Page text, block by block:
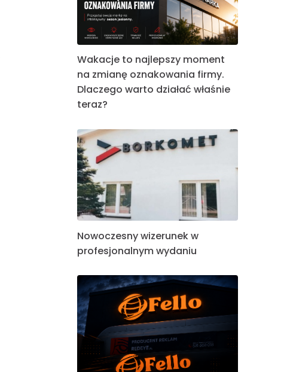
Wakacje to najlepszy moment
na zmianę oznakowania firmy.
Dlaczego warto działać właśnie
teraz?
Nowoczesny wizerunek w
profesjonalnym wydaniu